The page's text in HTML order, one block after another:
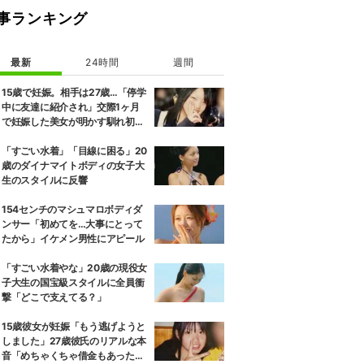
ランキング
最新 24時間 週間
15歳で妊娠。相手は27歳…「停学
中に友達に紹介され」交際1ヶ月
で妊娠した美女が明かす馴れ初め
絶句
「すごい水着」「目線に困る」20
歳のダイナマイトボディの女子大
生のスタイルに反響
154センチのマシュマロボディダ
ンサー「初めてを…大事にとって
たから」イケメン男性にアピール
「すごい水着やな」20歳の現役女
子大生の国宝級スタイルに全員衝
撃「どこで支えてる？」
15歳彼女が妊娠「もう逃げようと
しました」27歳彼氏のリアルな本
音「めちゃくちゃ借金もあったの